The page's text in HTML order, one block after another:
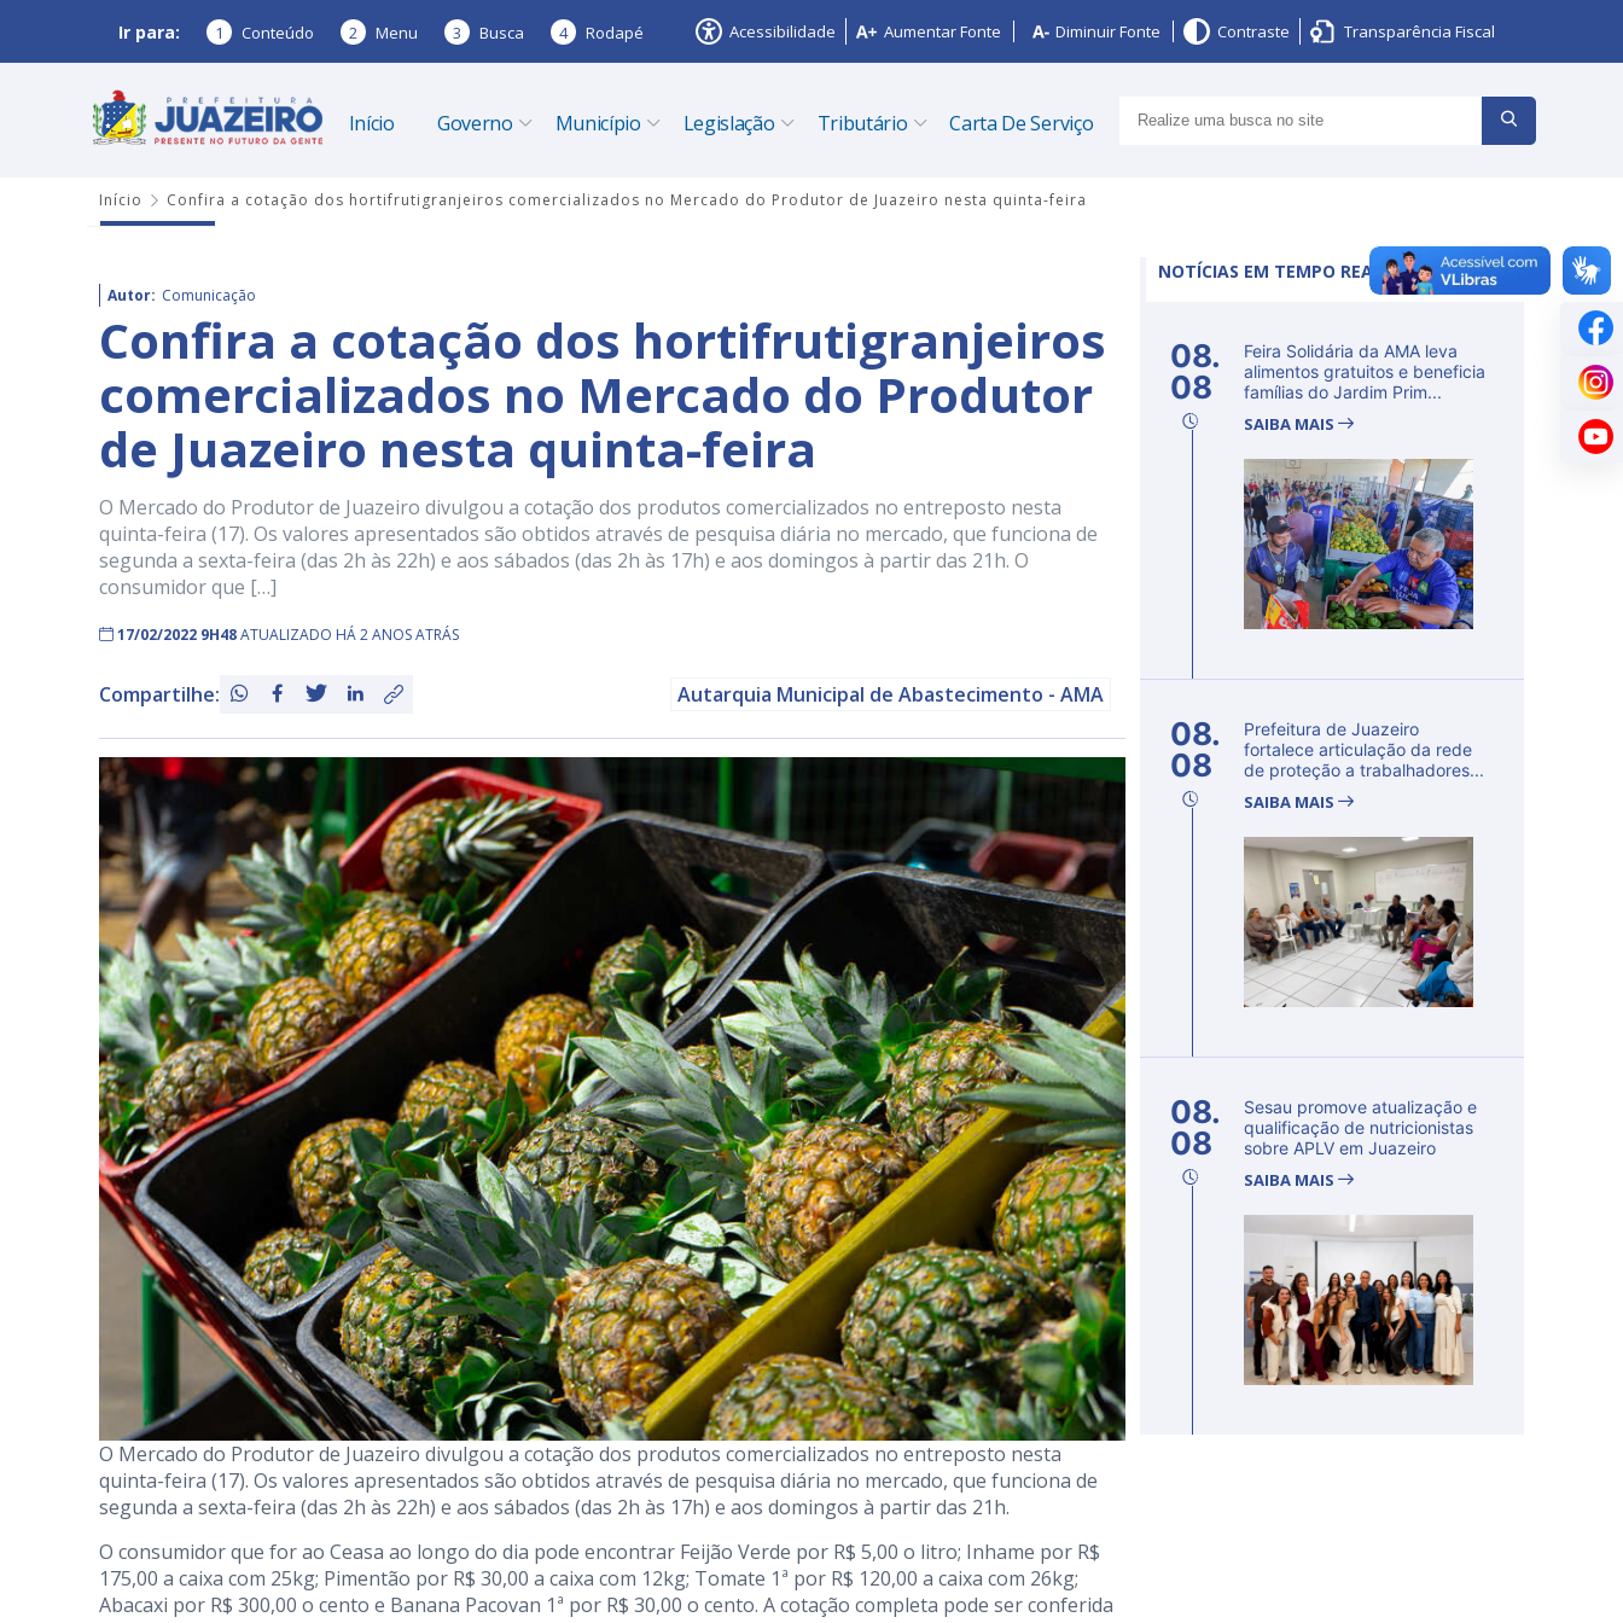
Ir para: 1 Conteúdo 2 Menu 3 Busca 4 Rodapé Acessibilidade Aumentar Fonte Diminuir Fonte Contraste Transparência Fiscal
Início Governo Município Legislação Tributário Carta De Serviço
Início Confira a cotação dos hortifrutigranjeiros comercializados no Mercado do Produtor de Juazeiro nesta quinta-feira
Autor: Comunicação
Confira a cotação dos hortifrutigranjeiros
comercializados no Mercado do Produtor
de Juazeiro nesta quinta-feira
O Mercado do Produtor de Juazeiro divulgou a cotação dos produtos comercializados no entreposto nesta
quinta-feira (17). Os valores apresentados são obtidos através de pesquisa diária no mercado, que funciona de
segunda a sexta-feira (das 2h às 22h) e aos sábados (das 2h às 17h) e aos domingos à partir das 21h. O
consumidor que […]
17/02/2022 9H48ATUALIZADO HÁ 2 ANOS ATRÁS
Compartilhe: Autarquia Municipal de Abastecimento - AMA
O Mercado do Produtor de Juazeiro divulgou a cotação dos produtos comercializados no entreposto nesta
quinta-feira (17). Os valores apresentados são obtidos através de pesquisa diária no mercado, que funciona de
segunda a sexta-feira (das 2h às 22h) e aos sábados (das 2h às 17h) e aos domingos à partir das 21h.
O consumidor que for ao Ceasa ao longo do dia pode encontrar Feijão Verde por R$ 5,00 o litro; Inhame por R$
175,00 a caixa com 25kg; Pimentão por R$ 30,00 a caixa com 12kg; Tomate 1ª por R$ 120,00 a caixa com 26kg;
Abacaxi por R$ 300,00 o cento e Banana Pacovan 1ª por R$ 30,00 o cento. A cotação completa pode ser conferida
NOTÍCIAS EM TEMPO REAL
08.
08
Feira Solidária da AMA leva
alimentos gratuitos e beneficia
famílias do Jardim Prim...
SAIBA MAIS
08.
08
Prefeitura de Juazeiro
fortalece articulação da rede
de proteção a trabalhadores...
SAIBA MAIS
08.
08
Sesau promove atualização e
qualificação de nutricionistas
sobre APLV em Juazeiro
SAIBA MAIS